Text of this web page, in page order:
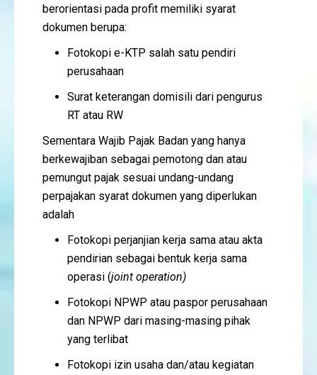
berorientasi pada profit memiliki syarat
dokumen berupa:
Fotokopi e-KTP salah satu pendiri
perusahaan
Surat keterangan domisili dari pengurus
RT atau RW
Sementara Wajib Pajak Badan yang hanya
berkewajiban sebagai pemotong dan atau
pemungut pajak sesuai undang-undang
perpajakan syarat dokumen yang diperlukan
adalah
Fotokopi perjanjian kerja sama atau akta
pendirian sebagai bentuk kerja sama
operasi (joint operation)
Fotokopi NPWP atau paspor perusahaan
dan NPWP dari masing-masing pihak
yang terlibat
Fotokopi izin usaha dan/atau kegiatan